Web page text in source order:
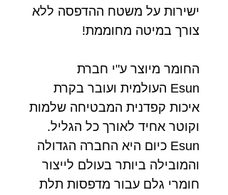
ישירות על משטח ההדפסה ללא
צורך במיטה מחוממת!
החומר מיוצר ע"י חברת
Esun העולמית ועובר בקרת
איכות קפדנית המבטיחה שלמות
וקוטר אחיד לאורך כל הגליל.
Esun כיום היא החברה הגדולה
והמובילה ביותר בעולם לייצור
חומרי גלם עבור מדפסות תלת